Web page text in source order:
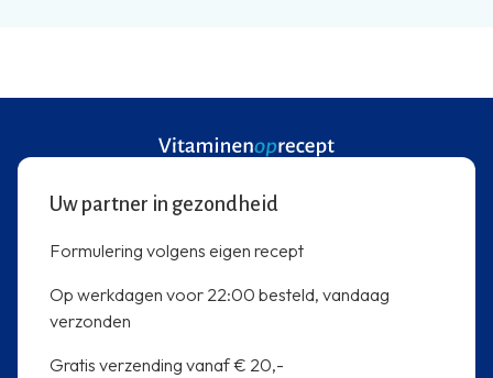
Uw partner in gezondheid
Formulering volgens eigen recept
Op werkdagen voor 22:00 besteld, vandaag
verzonden
Gratis verzending vanaf € 20,-